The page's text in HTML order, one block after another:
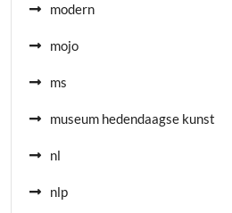
modern
mojo
ms
museum hedendaagse kunst
nl
nlp